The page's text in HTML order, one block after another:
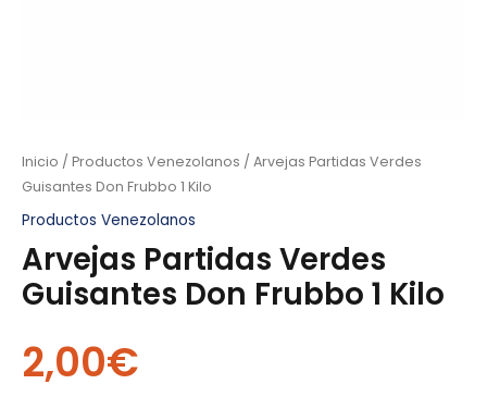
Inicio / Productos Venezolanos / Arvejas Partidas Verdes
Guisantes Don Frubbo 1 Kilo
Productos Venezolanos
Arvejas Partidas Verdes
Guisantes Don Frubbo 1 Kilo
2,00€